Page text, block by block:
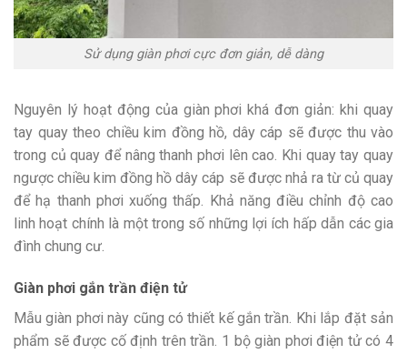
Sử dụng giàn phơi cực đơn giản, dễ dàng
Nguyên lý hoạt động của giàn phơi khá đơn giản: khi quay
tay quay theo chiều kim đồng hồ, dây cáp sẽ được thu vào
trong củ quay để nâng thanh phơi lên cao. Khi quay tay quay
ngược chiều kim đồng hồ dây cáp sẽ được nhả ra từ củ quay
để hạ thanh phơi xuống thấp. Khả năng điều chỉnh độ cao
linh hoạt chính là một trong số những lợi ích hấp dẫn các gia
đình chung cư.
Giàn phơi gắn trần điện tử
Mẫu giàn phơi này cũng có thiết kế gắn trần. Khi lắp đặt sản
phẩm sẽ được cố định trên trần. 1 bộ giàn phơi điện tử có 4